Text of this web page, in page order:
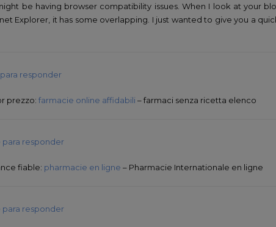
be having browser compatibility issues. When I look at your
Explorer, it has some overlapping. I just wanted to give you a
responder
prezzo: farmacie online affidabili – farmaci senza ricetta elenco
para responder
fiable: pharmacie en ligne – Pharmacie Internationale en ligne
para responder